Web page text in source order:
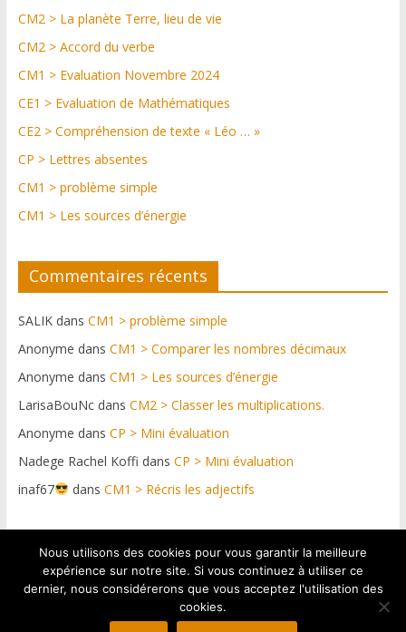
CM2 > La planète Terre, lieu de vie
CM2 > Accord du verbe
CM1 > Evaluation Novembre 2024
CE1 > Evaluation de Mathématiques
CE2 > Compréhension de texte « Léo … »
CP > Lettres absentes
CM1 > problème simple
CM1 > Les sources d’énergie
Commentaires récents
SALIKdans CM1 > problème simple
Anonyme dans CM1 > Comparer les nombres décimaux
Anonyme dans CM1 > Les sources d’énergie
LarisaBouNcdans CM2 > Classer les multiplications.
Anonyme dans CP > Mini évaluation
Nadege Rachel Koffi dans CP > Mini évaluation
inaf67
dans CM1 > Récris les adjectifs
Plateforme web conçue par https://netdif.fr & graphismes
: Pascal Graul
Nous utilisons des cookies pour vous garantir la meilleure
expérience sur notre site. Si vous continuez à utiliser ce
dernier, nous considérerons que vous acceptez l'utilisation des
cookies.